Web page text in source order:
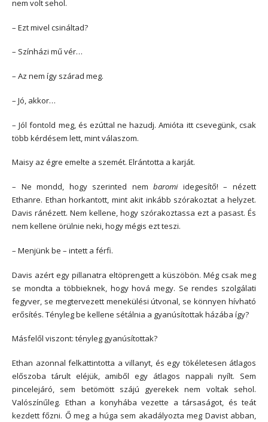
nem volt sehol.
– Ezt mivel csináltad?
– Színházi mű vér…
– Az nem így szárad meg.
– Jó, akkor…
– Jól fontold meg, és ezúttal ne hazudj. Amióta itt csevegünk, csak
több kérdésem lett, mint válaszom.
Maisy az égre emelte a szemét. Elrántotta a karját.
– Ne mondd, hogy szerinted nembaromiidegesítő! – nézett
Ethanre. Ethan horkantott, mint akit inkább szórakoztat a helyzet.
Davis ránézett. Nem kellene, hogy szórakoztassa ezt a pasast. És
nem kellene örülnie neki, hogy mégis ezt teszi.
– Menjünk be – intett a férfi.
Davis azért egy pillanatra eltöprengett a küszöbön. Még csak meg
se mondta a többieknek, hogy hová megy. Se rendes szolgálati
fegyver, se megtervezett menekülési útvonal, se könnyen hívható
erősítés. Tényleg be kellene sétálnia a gyanúsítottak házába így?
Másfelől viszont: tényleg gyanúsítottak?
Ethan azonnal felkattintotta a villanyt, és egy tökéletesen átlagos
előszoba tárult eléjük, amiből egy átlagos nappali nyílt. Sem
pincelejáró, sem betömött szájú gyerekek nem voltak sehol.
Valószínűleg. Ethan a konyhába vezette a társaságot, és teát
kezdett főzni. Ő meg a húga sem akadályozta meg Davist abban,